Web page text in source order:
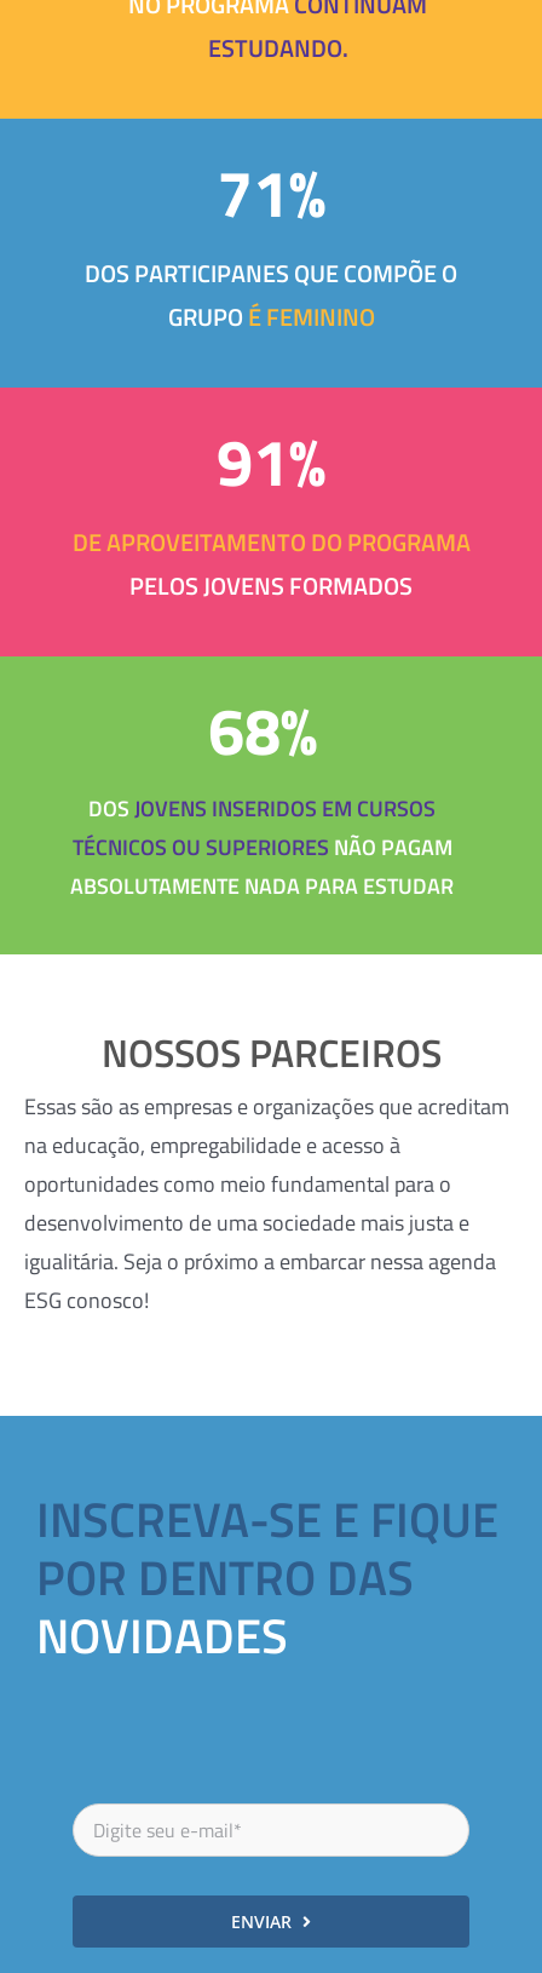
ESTUDANDO.
71%
DOS PARTICIPANES QUE COMPÕE O
GRUPOÉ FEMININO
91%
DE APROVEITAMENTO DO PROGRAMA
PELOS JOVENS FORMADOS
68%
DOSJOVENS INSERIDOS EM CURSOS
TÉCNICOS OU SUPERIORES NÃO PAGAM
ABSOLUTAMENTE NADA PARA ESTUDAR
NOSSOS PARCEIROS
Essas são as empresas e organizações que acreditam
na educação, empregabilidade e acesso à
oportunidades como meio fundamental para o
desenvolvimento de uma sociedade mais justa e
igualitária. Seja o próximo a embarcar nessa agenda
ESG conosco!
INSCREVA-SE E FIQUE
POR DENTRO DAS
NOVIDADES
ENVIAR